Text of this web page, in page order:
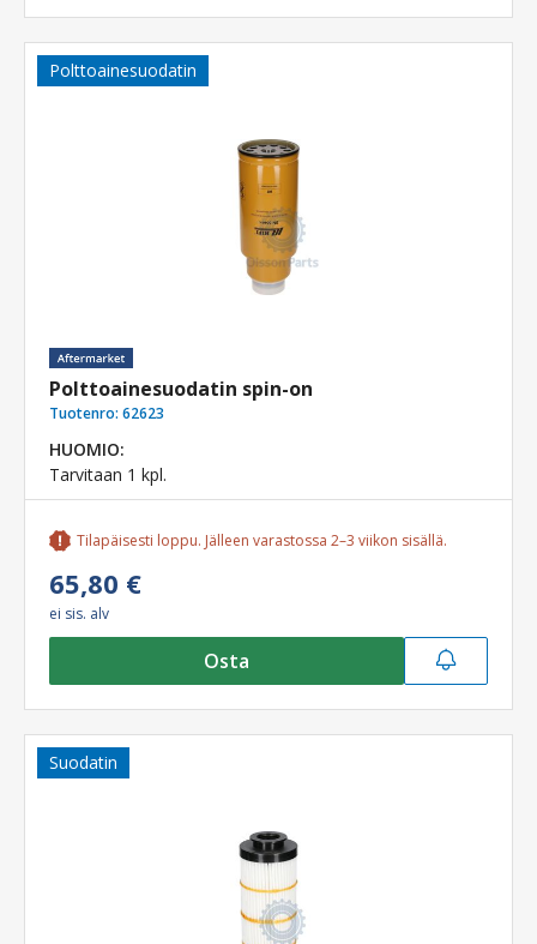
Polttoainesuodatin
Polttoainesuodatin spin-on
Tuotenro: 62623
HUOMIO:
Tarvitaan 1 kpl.
Tilapäisesti loppu. Jälleen varastossa 2–3 viikon sisällä.
65,80 €
ei sis. alv
Osta
Suodatin